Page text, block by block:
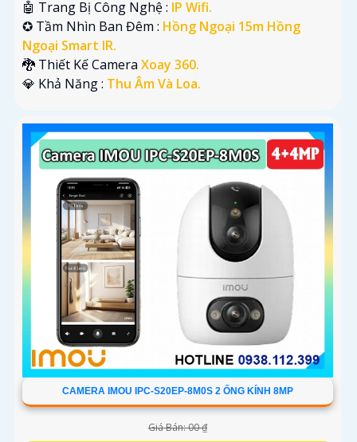
🤖️ Trang Bị Công Nghệ : IP Wifi.
✪ Tầm Nhìn Ban Đêm : Hồng Ngoại 15m Hồng
Ngoại Smart IR.
🐉️ Thiết Kế Camera Xoay 360.
️💎 Khả Năng : Thu Âm Và Loa.
CAMERA IMOU IPC-S20EP-8M0S 2 ỐNG KÍNH 8MP
Giá Bán: 00 ₫